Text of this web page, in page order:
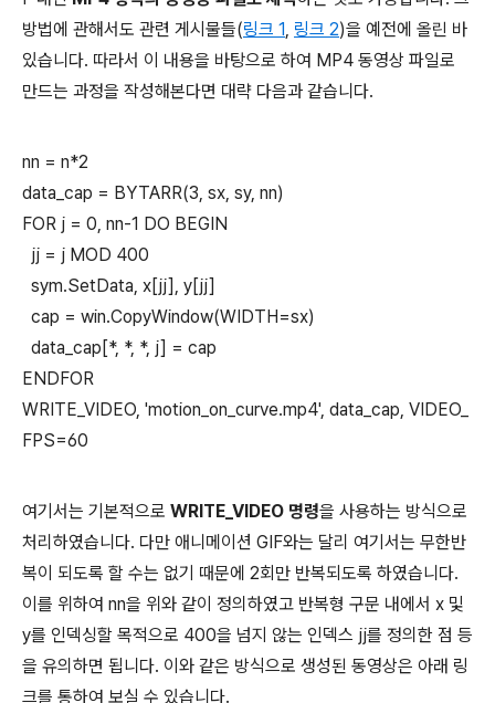
방법에 관해서도 관련 게시물들(링크 1, 링크 2)을 예전에 올린 바
있습니다. 따라서 이 내용을 바탕으로 하여 MP4 동영상 파일로
만드는 과정을 작성해본다면 대략 다음과 같습니다.
nn = n*2
data_cap = BYTARR(3, sx, sy, nn)
FOR j = 0, nn-1 DO BEGIN
jj = j MOD 400
sym.SetData, x[jj], y[jj]
cap = win.CopyWindow(WIDTH=sx)
data_cap[*, *, *, j] = cap
ENDFOR
WRITE_VIDEO, 'motion_on_curve.mp4', data_cap, VIDEO_
FPS=60
여기서는 기본적으로 WRITE_VIDEO 명령을 사용하는 방식으로
처리하였습니다. 다만 애니메이션 GIF와는 달리 여기서는 무한반
복이 되도록 할 수는 없기 때문에 2회만 반복되도록 하였습니다.
이를 위하여 nn을 위와 같이 정의하였고 반복형 구문 내에서 x 및
y를 인덱싱할 목적으로 400을 넘지 않는 인덱스 jj를 정의한 점 등
을 유의하면 됩니다. 이와 같은 방식으로 생성된 동영상은 아래 링
크를 통하여 보실 수 있습니다.